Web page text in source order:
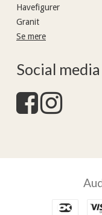
Havefigurer
Granit
Se mere
Social media